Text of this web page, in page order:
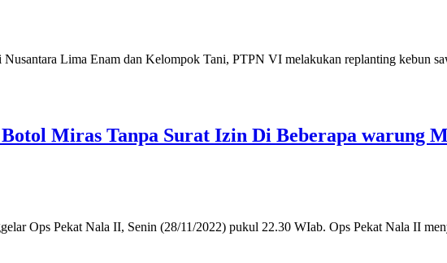
Lima Enam dan Kelompok Tani, PTPN VI melakukan replanting kebun
Miras Tanpa Surat Izin Di Beberapa warung
Ops Pekat Nala II, Senin (28/11/2022) pukul 22.30 WIab. Ops Pekat Nala II